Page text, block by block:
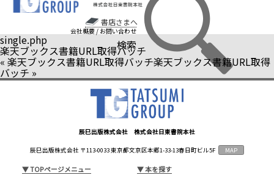
書店さまへ
会社概要 / お問い合わせ
検索
single.php
楽天ブックス書籍URL取得バッチ
« 楽天ブックス書籍URL取得バッチ楽天ブックス書籍URL取得
バッチ »
辰巳出版株式会社 株式会社日東書院本社
辰巳出版株式会社 〒113-0033 東京都文京区本郷1-33-13春日町ビル5F MAP
▼TOPページメニュー ▼本を探す